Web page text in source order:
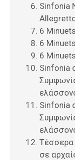
Sinfonia
6
6
6
Sinfonia
Sinfonia
Τέσσερα
σε